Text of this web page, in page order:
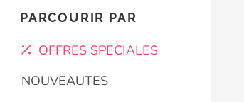
PARCOURIR PAR
OFFRES SPECIALES
NOUVEAUTES